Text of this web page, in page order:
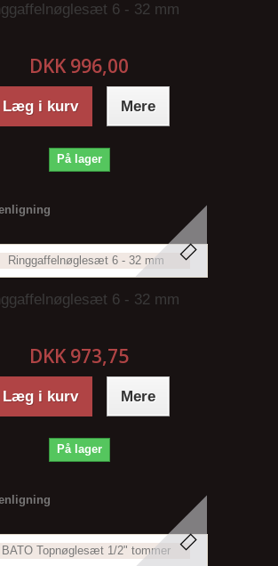
6 - 32 mm
DKK 996,00
Læg i kurv Mere
På lager
6 - 32 mm
DKK 973,75
Læg i kurv Mere
På lager